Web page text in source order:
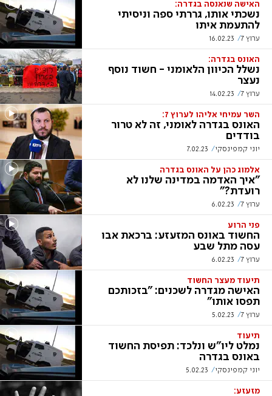
האישה שנאנסה בגדרה:
נשכתי אותו, גררתי ספה וניסיתי
להתעמת איתו
ערוץ 7 16.02.23
האונס בגדרה:
נשלל הכיוון הלאומני - חשוד נוסף
נעצר
ערוץ 7 14.02.23
השר עמיחי אליהו לערוץ 7:
האונס בגדרה לאומני, זה לא טרור
בודדים
יוני קמפינסקי 7.02.23
אלמוג כהן על האונס בגדרה
"איך האדמה במדינה שלנו לא
רועדת?"
ערוץ 7 6.02.23
פני הרוע
החשוד באונס המזעזע: ברכאת אבו
עסה מתל שבע
ערוץ 7 6.02.23
תיעוד מעצר החשוד
האישה מגדרה לשכנים: "בזכותכם
תפסו אותו"
ערוץ 7 5.02.23
תיעוד
נמלט ליו"ש ונלכד: תפיסת החשוד
באונס בגדרה
יוני קמפינסקי 5.02.23
מזעזע: